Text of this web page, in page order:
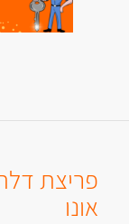
פריצת
אונו